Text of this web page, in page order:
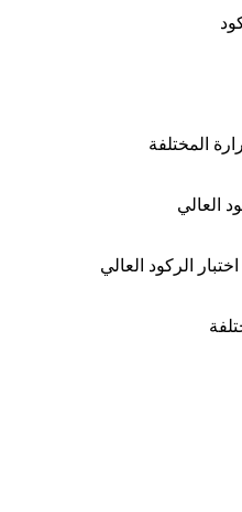
المختلفة
العالي
الرکود العالي